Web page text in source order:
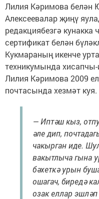
Лилия Кәримова белән
Алексеевалар җиңү
редакциябезгә
сертификат белән
Кукмараның икенче
техникумында хисапчы-
Лилия Кәримова 2009
почтасында хезмәт куя.
— Иптәш кыз,
әле дип,
чакырган иде.
вакытлыча гына
бәхеткә урын
ошагач, биредә
озак еллар